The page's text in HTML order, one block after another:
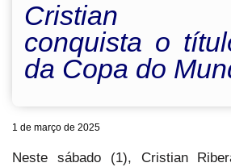
Cristian
conquista o
da Copa do
1 de março de 2025
Neste sábado (1), Cristian